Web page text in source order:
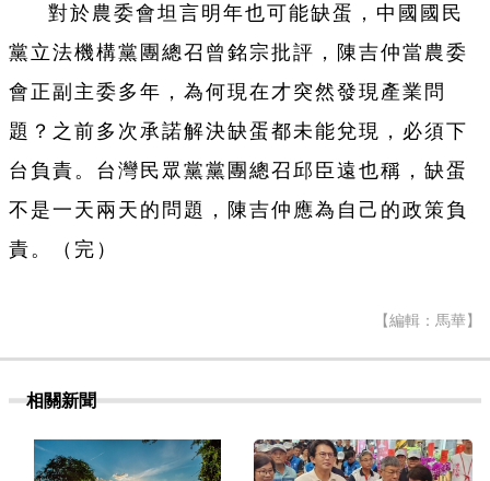
對於農委會坦言明年也可能缺蛋，中國國民
黨立法機構黨團總召曾銘宗批評，陳吉仲當農委
會正副主委多年，為何現在才突然發現產業問
題？之前多次承諾解決缺蛋都未能兌現，必須下
台負責。台灣民眾黨黨團總召邱臣遠也稱，缺蛋
不是一天兩天的問題，陳吉仲應為自己的政策負
責。（完）
【編輯：馬華】
相關新聞